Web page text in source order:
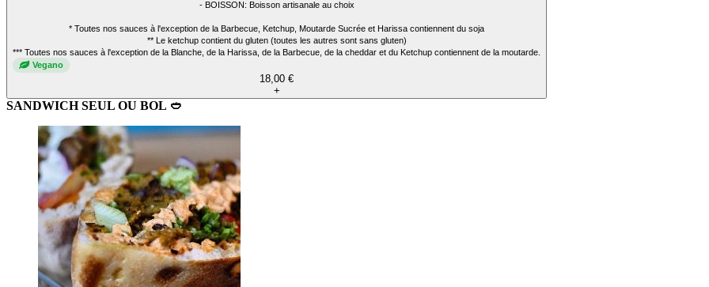
- BOISSON: Boisson artisanale au choix
* Toutes nos sauces à l'exception de la Barbecue, Ketchup, Moutarde Sucrée et Harissa contiennent du soja
** Le ketchup contient du gluten (toutes les autres sont sans gluten)
*** Toutes nos sauces à l'exception de la Blanche, de la Harissa, de la Barbecue, de la cheddar et du Ketchup contiennent de la moutarde.
Vegano
18,00 €
+
SANDWICH SEUL OU BOL 🥙